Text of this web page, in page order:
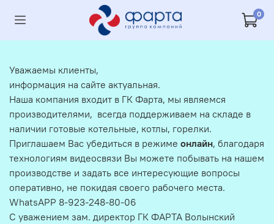
0
Уважаемы клиенты,
информация на сайте актуальная.
Наша компания входит в ГК Фарта, мы являемся
производителями, всегда поддерживаем на складе в
наличии готовые котельные, котлы, горелки.
Приглашаем Вас убедиться в режиме онлайн, благодаря
технологиям видеосвязи Вы можете побывать на нашем
производстве и задать все интересующие вопросы
оперативно, не покидая своего рабочего места.
WhatsAPP 8-923-248-80-06
С уважением зам. директор ГК ФАРТА Волынский